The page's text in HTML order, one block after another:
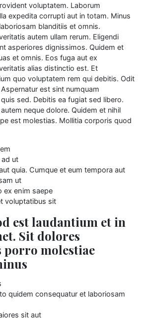
voluptatem. Laborum
expedita corrupti aut in totam. Minus
blanditiis et omnis.
autem ullam rerum. Eligendi
asperiores dignissimos. Quidem et
et omnis. Eos fuga aut ex
alias distinctio est. Et
quo voluptatem rem qui debitis. Odit
est sint numquam
sed. Debitis ea fugiat sed libero.
neque dolore. Quidem et nihil
est molestias. Mollitia corporis quod
ut
quia. Cumque et eum tempora aut
ut
ex enim saepe
voluptatibus sit
est laudantium et in
Sit dolores
porro molestiae
quidem consequatur et laboriosam
sit aut